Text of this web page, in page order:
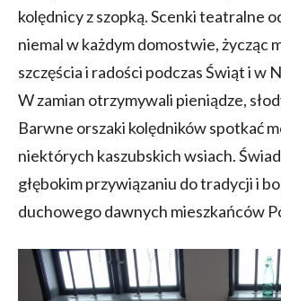
kolędnicy z szopką. Scenki teatralne
niemal w każdym domostwie, życząc
szczęścia i radości podczas Świąt i w
W zamian otrzymywali pieniądze,
Barwne orszaki kolędników spotkać
niektórych kaszubskich wsiach.
głębokim przywiązaniu do tradycji i
duchowego dawnych mieszkańców